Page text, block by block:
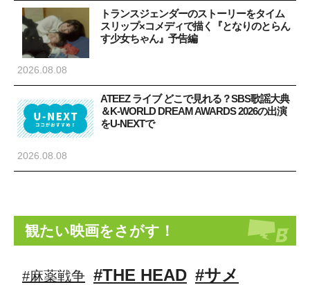
トランスジェンダーのストーリーをタイム
スリップ×コメディで描く『となりのとらん
す少女ちゃん』予告編
2026.08.08
ATEEZ ライブ どこで見れる？SBS歌謡大典
＆K-WORLD DREAM AWARDS 2026の出演
をU-NEXTで
2026.08.08
観たい映画をさがす！
#麻薬戦争 #THE HEAD #サメ